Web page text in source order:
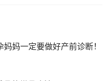
妈一定要做好产前诊断！